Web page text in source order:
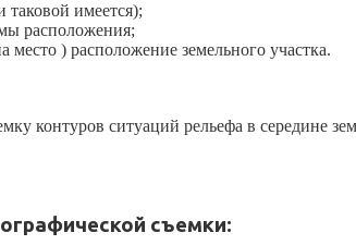
таковой имеется);
расположения;
место ) расположение земельного участка.
контуров ситуаций рельефа в середине
съемки: